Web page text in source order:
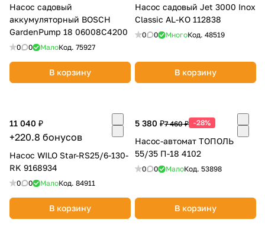
Насос садовый
аккумуляторный BOSCH
GardenPump 18 06008C4200
0 0 МалоКод. 75927
В корзину
Насос садовый Jet 3000 Inox
Classic AL-KO 112838
0 0 МногоКод. 48519
В корзину
11 040 ₽
+220.8 бонусов
Насос WILO Star-RS25/6-130-
RK 9168934
0 0 МалоКод. 84911
В корзину
5 380 ₽7 460 ₽ -28%
Насос-автомат ТОПОЛЬ
55/35 П-18 4102
0 0 МалоКод. 53898
В корзину
раз в 2 недели